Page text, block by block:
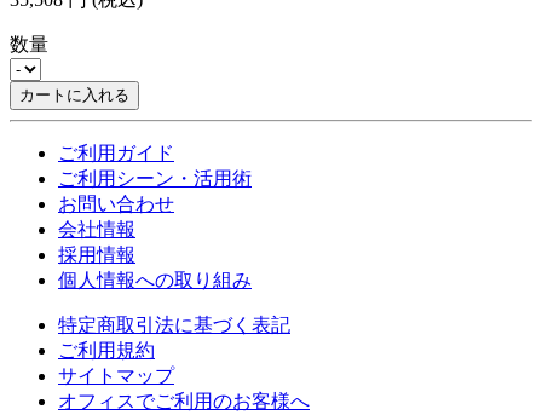
数量
カートに入れる
ご利用ガイド
ご利用シーン・活用術
お問い合わせ
会社情報
採用情報
個人情報への取り組み
特定商取引法に基づく表記
ご利用規約
サイトマップ
オフィスでご利用のお客様へ